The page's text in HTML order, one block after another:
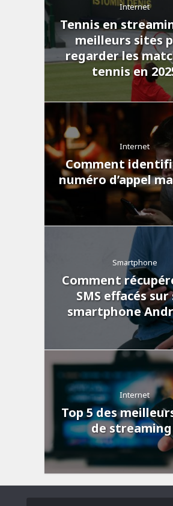
Internet
Tennis en
meilleurs sites
regarder les
tennis en
Internet
Comment
numéro d’appel
Smartphone
Comment
SMS effacés sur
smartphone
Internet
Top 5 des
de